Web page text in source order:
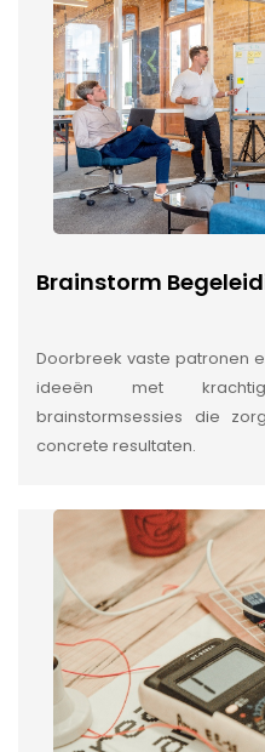
Brainstorm
Doorbreek vaste patronen
ideeën met
brainstormsessies die
concrete resultaten.